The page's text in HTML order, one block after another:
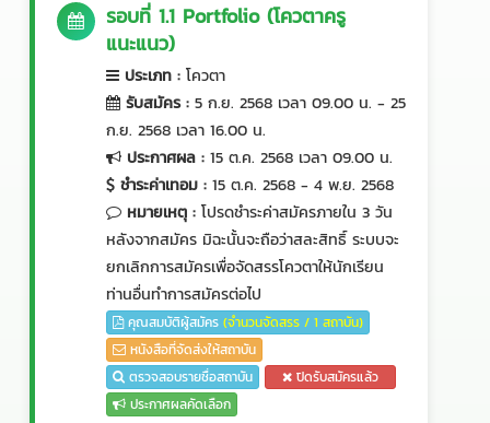
รอบที่ 1.1 Portfolio (โควตาครู
แนะแนว)
ประเภท : โควตา
รับสมัคร: 5 ก.ย. 2568 เวลา 09.00 น. - 25
ก.ย. 2568 เวลา 16.00 น.
ประกาศผล : 15 ต.ค. 2568 เวลา 09.00 น.
ชำระค่าเทอม : 15 ต.ค. 2568 - 4 พ.ย. 2568
หมายเหตุ : โปรดชำระค่าสมัครภายใน 3 วัน
หลังจากสมัคร มิฉะนั้นจะถือว่าสละสิทธิ์ ระบบจะ
ยกเลิกการสมัครเพื่อจัดสรรโควตาให้นักเรียน
ท่านอื่นทำการสมัครต่อไป
คุณสมบัติผู้สมัคร (จำนวนจัดสรร / 1 สถาบัน)
หนังสือที่จัดส่งให้สถาบัน
ตรวจสอบรายชื่อสถาบัน
ปิดรับสมัครแล้ว
ประกาศผลคัดเลือก